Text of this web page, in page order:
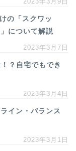
の「スクワッ
について解説
2023年3月7日
？自宅でもでき
2023年3月4日
イン・バランス
2023年3月1日